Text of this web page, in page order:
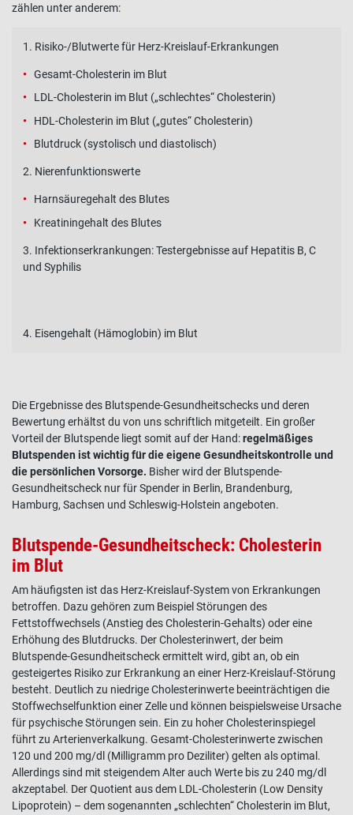
zählen unter anderem:
1. Risiko-/Blutwerte für Herz-Kreislauf-Erkrankungen
Gesamt-Cholesterin im Blut
LDL-Cholesterin im Blut („schlechtes“ Cholesterin)
HDL-Cholesterin im Blut („gutes“ Cholesterin)
Blutdruck (systolisch und diastolisch)
2. Nierenfunktionswerte
Harnsäuregehalt des Blutes
Kreatiningehalt des Blutes
3. Infektionserkrankungen: Testergebnisse auf Hepatitis B, C
und Syphilis
4. Eisengehalt (Hämoglobin) im Blut
Die Ergebnisse des Blutspende-Gesundheitschecks und deren
Bewertung erhältst du von uns schriftlich mitgeteilt. Ein großer
Vorteil der Blutspende liegt somit auf der Hand:regelmäßiges
Blutspenden ist wichtig für die eigene Gesundheitskontrolle und
die persönlichen Vorsorge. Bisher wird der Blutspende-
Gesundheitscheck nur für Spender in Berlin, Brandenburg,
Hamburg, Sachsen und Schleswig-Holstein angeboten.
Blutspende-Gesundheitscheck: Cholesterin
im Blut
Am häufigsten ist das Herz-Kreislauf-System von Erkrankungen
betroffen. Dazu gehören zum Beispiel Störungen des
Fettstoffwechsels (Anstieg des Cholesterin-Gehalts) oder eine
Erhöhung des Blutdrucks. Der Cholesterinwert, der beim
Blutspende-Gesundheitscheck ermittelt wird, gibt an, ob ein
gesteigertes Risiko zur Erkrankung an einer Herz-Kreislauf-Störung
besteht. Deutlich zu niedrige Cholesterinwerte beeinträchtigen die
Stoffwechselfunktion einer Zelle und können beispielsweise Ursache
für psychische Störungen sein. Ein zu hoher Cholesterinspiegel
führt zu Arterienverkalkung. Gesamt-Cholesterinwerte zwischen
120 und 200 mg/dl (Milligramm pro Deziliter) gelten als optimal.
Allerdings sind mit steigendem Alter auch Werte bis zu 240 mg/dl
akzeptabel. Der Quotient aus dem LDL-Cholesterin (Low Density
Lipoprotein) – dem sogenannten „schlechten“ Cholesterin im Blut,